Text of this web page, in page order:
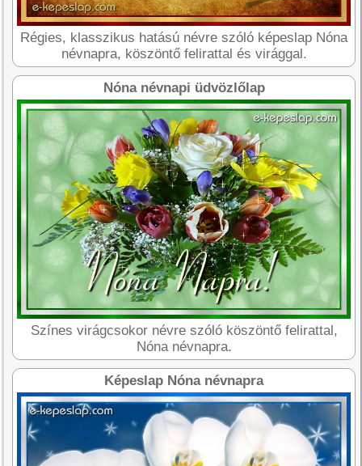
Régies, klasszikus hatású névre szóló képeslap Nóna
névnapra, köszöntő felirattal és virággal.
Nóna névnapi üdvözlőlap
Színes virágcsokor névre szóló köszöntő felirattal,
Nóna névnapra.
Képeslap Nóna névnapra